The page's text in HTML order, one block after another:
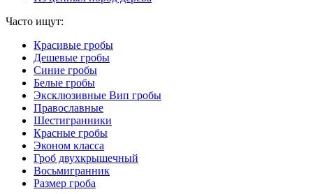
Часто ищут:
Красивые гробы
Дешевые гробы
Синие гробы
Белые гробы
Эксклюзивные Вип гробы
Православные
Шестигранники
Красные гробы
Эконом класса
Гроб двухкрышечный
Восьмигранник
Размер гроба